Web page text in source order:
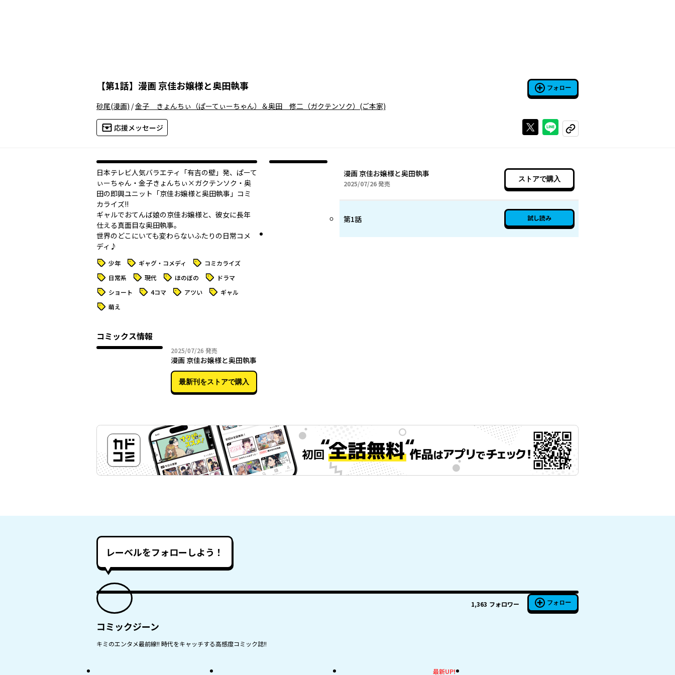
【第1話】 漫画 京佳お嬢様と奥田執事 フォロー
砂尾(漫画) /金子 きょんちぃ（ぱーてぃーちゃん）＆奥田 修二（ガクテンソク） (ご本家)
応援メッセージ Xで投稿するラインでシェアする
コピーする
日本テレビ人気バラエティ「有吉の壁」発、ぱーて
ぃーちゃん・金子きょんちぃ×ガクテンソク・奥
田の即興ユニット「京佳お嬢様と奥田執事」コミ
カライズ!!
ギャルでおてんば娘の京佳お嬢様と、彼女に長年
仕える真面目な奥田執事。
世界のどこにいても変わらないふたりの日常コメ
ディ♪
タグ 少年 タグ ギャグ・コメディ タグ コミカライズ
タグ 日常系 タグ 現代 タグ ほのぼの タグ ドラマ
タグ ショート タグ 4コマ タグ アツい タグ ギャル
タグ 萌え
コミックス情報
2025/07/26 2025年07月26日
発売
漫画 京佳お嬢様と奥田執事
最新刊をストアで購入
漫画 京佳お嬢様と奥田執事
2025/07/262025年07月26日
発売
ストアで購入
第1話 試し読み
レーベルをフォローしよう！
1,363 フォロワー フォロー
コミックジーン
キミのエンタメ最前線!! 時代をキャッチする高感度コミック誌!!
最新UP!